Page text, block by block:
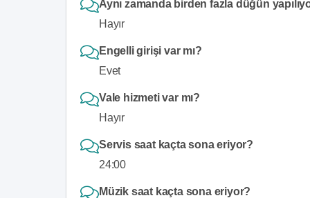
Aynı zamanda birden fazla düğün
Hayır
Engelli girişi var mı?
Evet
Vale hizmeti var mı?
Hayır
Servis saat kaçta sona eriyor?
24:00
Müzik saat kaçta sona eriyor?